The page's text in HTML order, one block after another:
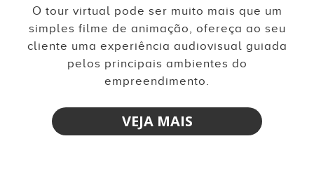
O tour virtual pode ser muito mais que um
simples filme de animação, ofereça ao seu
cliente uma experiência audiovisual guiada
pelos principais ambientes do
empreendimento.
VEJA MAIS